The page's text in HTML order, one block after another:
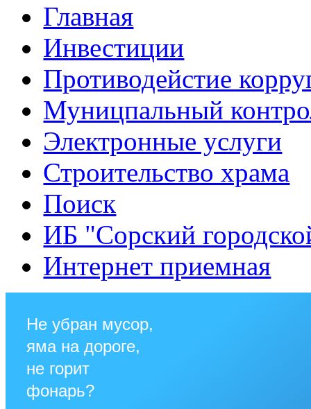
Главная
Инвестиции
Противодейстие
Муницпальный
Электронные услуги
Строительство храма
Поиск
ИБ "Сорский
Интернет приемная
Не убран мусор,
яма на дороге,
не горит
фонарь?